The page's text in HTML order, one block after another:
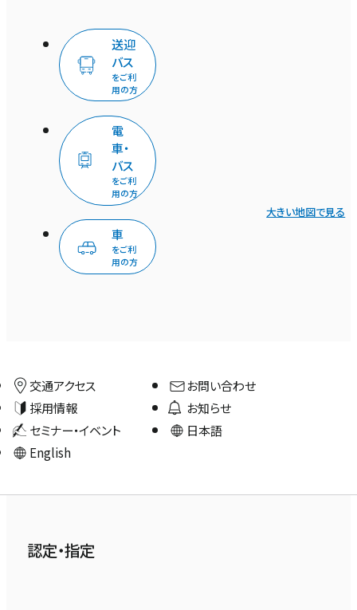
交通アクセス
お問い合わせ
採用情報
お知らせ
セミナー・イベント
日本語
English
送迎
バス
をご利
用の方
電
車・
バス
をご利
用の方
車
をご利
用の方
大きい地図で見る
認定・指定